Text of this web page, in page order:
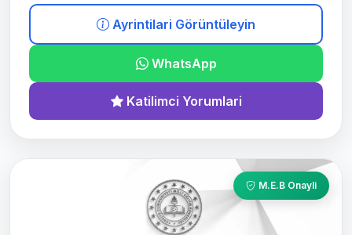
Ayrintilari Görüntüleyin
WhatsApp
Katilimci Yorumlari
M.E.B Onayli